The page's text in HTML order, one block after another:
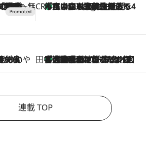
が待つ場所へ
野温泉 トンボの湯」で体験 CREA'S CHOICE
9 Hours Ago
「立川にも歌舞伎があるんだよ」 片岡仁左衛門・市川中車ら豪華座組みで4年目の立川立飛歌舞伎へ
掴む新緑のテリーヌ 田中稲の勝手に再ブーム
2026.8.7
「湘南乃風に憧れて」観客大盛上がりの“タオル回し”に、ラッパー顔負けの高速歌唱まで…さだまさし（74）のアグレッシブすぎる現在地
連載 TOP